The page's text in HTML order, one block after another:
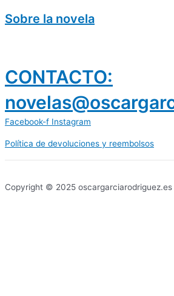
Sobre la novela
CONTACTO:
Facebook-f Instagram
Política de devoluciones y reembolsos
Copyright © 2025 oscargarciarodriguez.es